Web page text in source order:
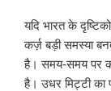
यदि भारत के
कर्ज़ बड़ी समस्या
है। समय-समय पर
है। उधर मिट्टी का